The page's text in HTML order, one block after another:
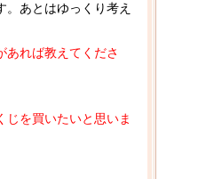
。あとはゆっくり考え
あれば教えてくださ
じを買いたいと思いま